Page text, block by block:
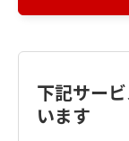
下記サー
います